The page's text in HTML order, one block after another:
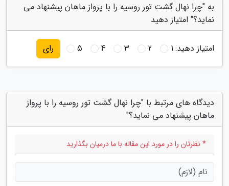
به "چرا نهال گشت تور روسیه را با پرواز ماهان پیشنهاد می
نماید؟" امتیاز دهید
امتیاز دهید:1
2
3
4
5 رای
دیدگاه های مرتبط با "چرا نهال گشت تور روسیه را با پرواز
ماهان پیشنهاد می نماید؟"
* نظرتان را در مورد این مقاله با ما درمیان بگذارید